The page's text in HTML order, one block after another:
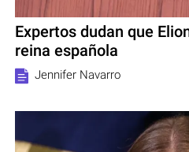
Expertos dudan que
reina española
Jennifer Navarro